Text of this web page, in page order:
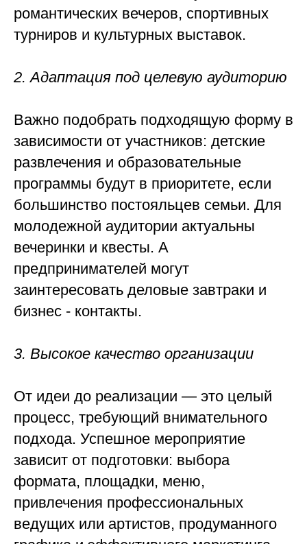
романтических вечеров, спортивных
турниров и культурных выставок.
2. Адаптация под целевую аудиторию
Важно подобрать подходящую форму в
зависимости от участников: детские
развлечения и образовательные
программы будут в приоритете, если
большинство постояльцев семьи. Для
молодежной аудитории актуальны
вечеринки и квесты. А
предпринимателей могут
заинтересовать деловые завтраки и
бизнес - контакты.
3. Высокое качество организации
От идеи до реализации — это целый
процесс, требующий внимательного
подхода. Успешное мероприятие
зависит от подготовки: выбора
формата, площадки, меню,
привлечения профессиональных
ведущих или артистов, продуманного